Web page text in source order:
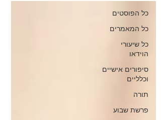
כל הפוסטים
כל המאמרים
כל שיעורי
הוידאו
סיפורים אישיים
וכלליים
תורה
פרשת שבוע